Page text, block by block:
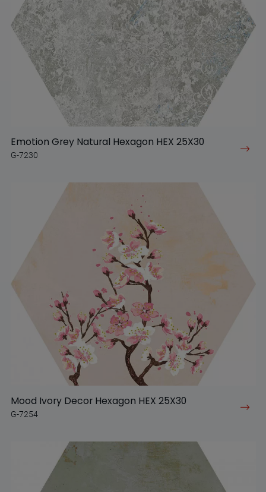
Emotion Grey Natural Hexagon HEX 25X30
G-7230
Mood Ivory Decor Hexagon HEX 25X30
G-7254